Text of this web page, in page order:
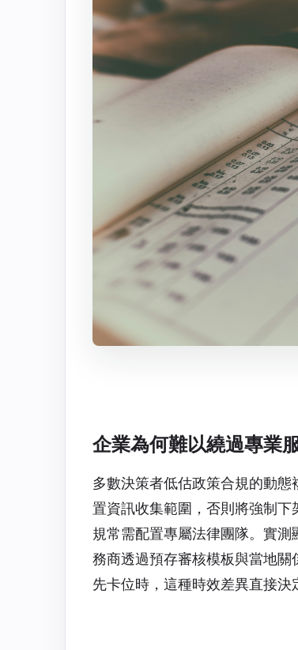
企業為何難以繞過專業
多數決策者低估政策合規的動
置資訊收集範圍，否則將強制下
規常需配置專屬法律團隊。實
務商透過預存審核模板與當地
先卡位時，這種時效差異直接決